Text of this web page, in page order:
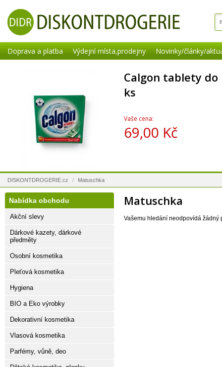
Doprava a platba Výdejní místa,prodejny Novinky/články/
Calgon tablety do
ks
Vaše cena:
69,00 Kč
DISKONTDROGERIE.cz / Matuschka
Matuschka
Vašemu hledání neodpovídá žádný
Nabídka obchodu
Akční slevy
Dárkové kazety, dárkové
předměty
Osobní kosmetika
Pleťová kosmetika
Hygiena
BIO a Eko výrobky
Dekorativní kosmetika
Vlasová kosmetika
Parfémy, vůně, deo